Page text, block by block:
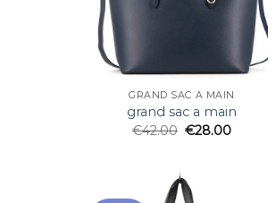
GRAND SAC A MAIN
grand sac a main
€42.00 €28.00